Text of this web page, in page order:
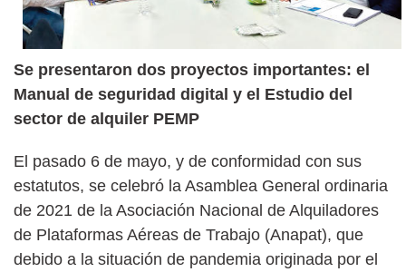
Se presentaron dos proyectos importantes: el
Manual de seguridad digital y el Estudio del
sector de alquiler PEMP
El pasado 6 de mayo, y de conformidad con sus
estatutos, se celebró la Asamblea General ordinaria
de 2021 de la Asociación Nacional de Alquiladores
de Plataformas Aéreas de Trabajo (Anapat), que
debido a la situación de pandemia originada por el